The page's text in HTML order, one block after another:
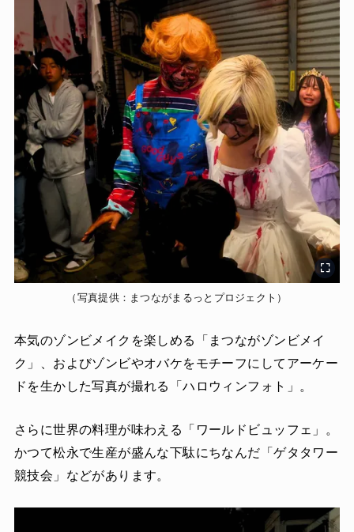
（写真提供：まつながまるっとプロジェクト）
本気のゾンビメイクを楽しめる「まつながゾンビメイ
ク」、およびゾンビやオバケをモチーフにしてアーケー
ドを生かした写真が撮れる「ハロウィンフォト」。
さらに世界の料理が味わえる「ワールドビュッフェ」。
かつて松永で生産が盛んな下駄にちなんだ「ゲタタワー
競技会」などがあります。